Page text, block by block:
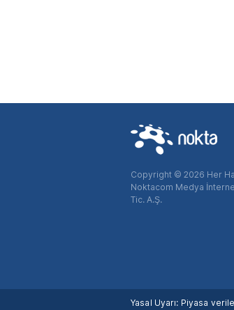
Copyright © 2026 Her
Noktacom Medya
Tic. A.Ş.
Yasal Uyarı: Piyasa